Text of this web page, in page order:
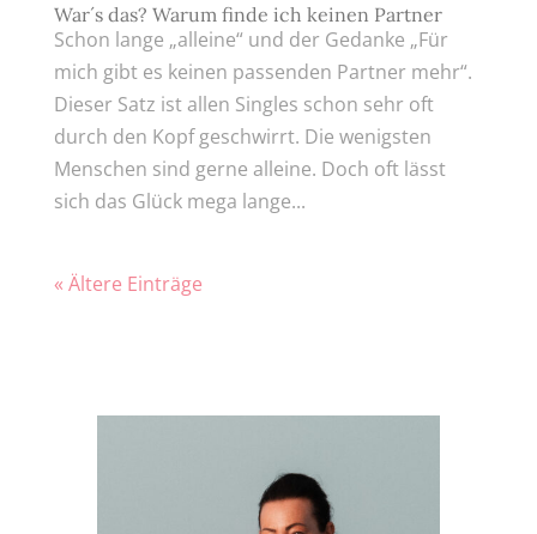
War´s das? Warum finde ich keinen Partner
Schon lange „alleine“ und der Gedanke „Für
mich gibt es keinen passenden Partner mehr“.
Dieser Satz ist allen Singles schon sehr oft
durch den Kopf geschwirrt. Die wenigsten
Menschen sind gerne alleine. Doch oft lässt
sich das Glück mega lange...
« Ältere Einträge